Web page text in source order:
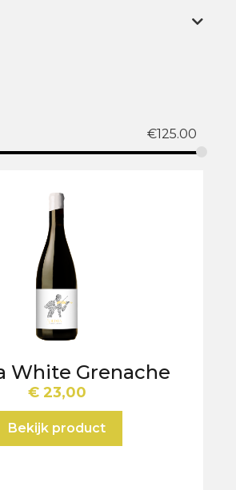
€125.00
White Grenache
€23,00
Bekijk product